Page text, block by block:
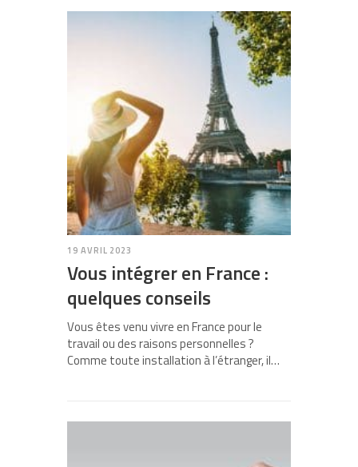
19 AVRIL 2023
Vous intégrer en France :
quelques conseils
Vous êtes venu vivre en France pour le
travail ou des raisons personnelles ?
Comme toute installation à l’étranger, il…